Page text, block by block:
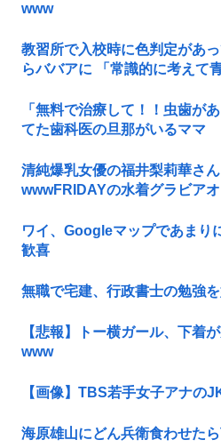
www
教習所で入校時に色判定があ
らババアに 「常識的に考えて
「無料で治療して！！虫歯が
てた歯科医の旦那がいるママ
清純爆乳女優の福井梨莉華さ
wwwFRIDAYの水着グラビア
ワイ、Googleマップであまり
歓喜
無職で宅建、行政書士の勉強
【悲報】トー横ガール、下着
www
【画像】TBS若手女子アナの
海原雄山にどん兵衛食わせた